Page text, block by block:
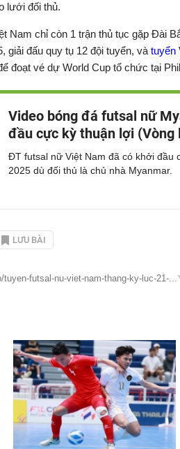
lưới đối thủ.
Nam chỉ còn 1 trận thủ tục gặp Đài
giải đấu quy tụ 12 đội tuyển, và tuyển
đoạt vé dự World Cup tổ chức tại
Video bóng đá futsal nữ
đầu cực kỳ thuận lợi (Vòng
ĐT futsal nữ Việt Nam đã có khởi đầu
2025 dù đối thủ là chủ nhà Myanmar.
LƯU BÀI
futsal-nu-viet-nam-thang-ky-luc-21-...